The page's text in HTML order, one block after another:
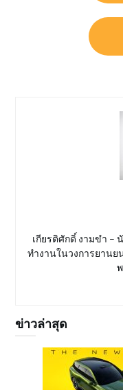
เกียรติศักดิ์ งามขำ –
ทำงานในวงการยาน
ข่าวล่าสุด